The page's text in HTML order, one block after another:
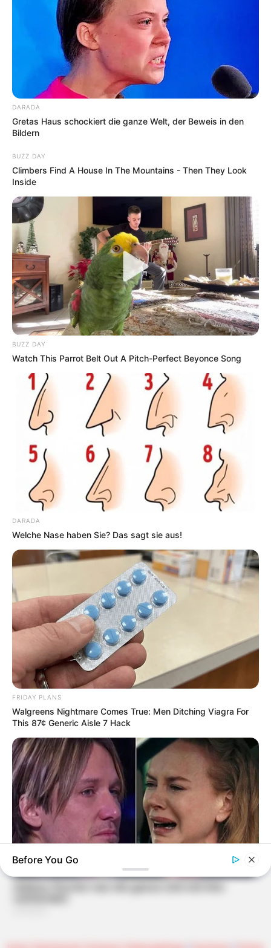
DARADA
Gretas Haus schockiert die ganze Welt, der Beweis in den
Bildern
BUZZ DAY
Climbers Find A House In The Mountains - Then They Look
Inside
BUZZ DAY
Watch This Parrot Belt Out A Pitch-Perfect Beyonce Song
DARADA
Welche Nase haben Sie? Das sagt sie aus!
FRIDAY PLANS
Walgreens Nightmare Comes True: Men Ditching Viagra For
This 87¢ Generic Aisle 7 Hack
Before You Go